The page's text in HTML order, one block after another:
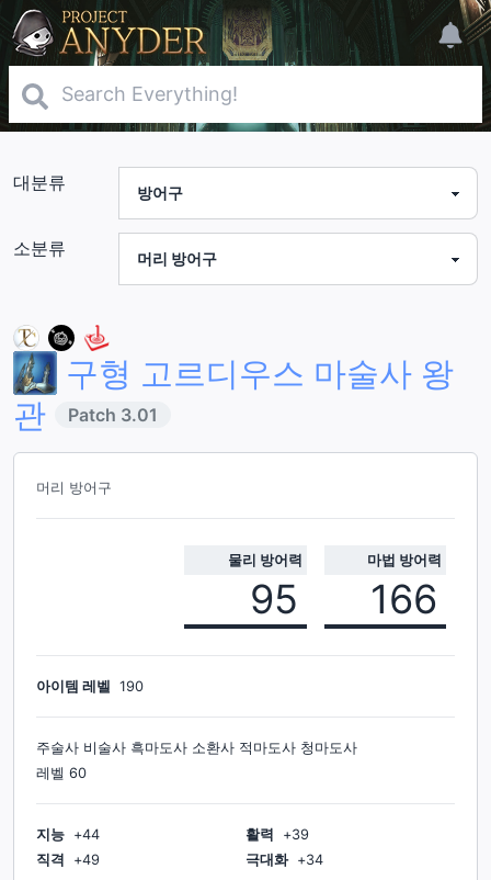
대분류
소분류
구형 고르디우스 마술사 왕
관
Patch 3.01
머리 방어구
물리 방어력
95
마법 방어력
166
아이템 레벨 190
주술사 비술사 흑마도사 소환사 적마도사 청마도사
레벨 60
지능 +44 활력 +39
직격
+49 극대화 +34